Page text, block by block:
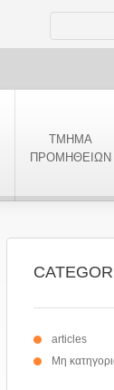
ΤΜΗΜΑ
ΠΡΟΜΗΘΕΙΩΝ
articles
Μη